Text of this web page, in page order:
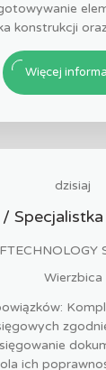
konstrukcji
Więcej
dzisiaj
Wierzbica
ich